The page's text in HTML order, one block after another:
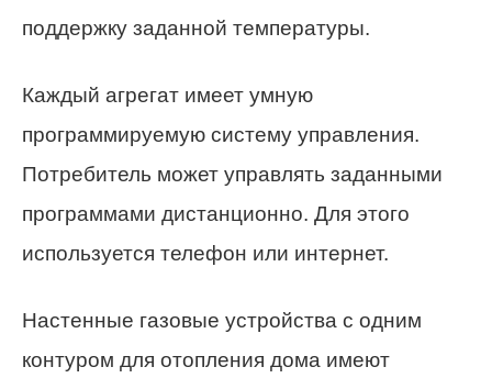
поддержку заданной температуры.
Каждый агрегат имеет умную
программируемую систему управления.
Потребитель может управлять заданными
программами дистанционно. Для этого
используется телефон или интернет.
Настенные газовые устройства с одним
контуром для отопления дома имеют